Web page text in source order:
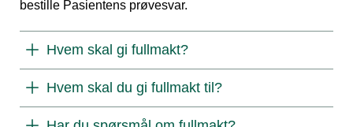
bestille Pasientens prøvesvar.
Hvem skal gi fullmakt?
Hvem skal du gi fullmakt til?